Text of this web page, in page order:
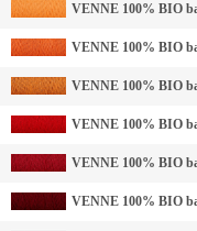
VENNE 100% BIO
VENNE 100% BIO
VENNE 100% BIO
VENNE 100% BIO
VENNE 100% BIO
VENNE 100% BIO